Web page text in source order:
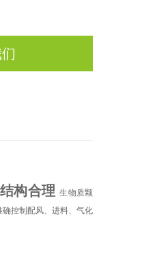
构合理 ​生物质颗
控制配风、进料、气化